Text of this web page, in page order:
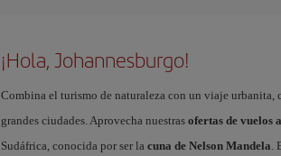
¡Hola, Johannesburgo!
Combina el turismo de naturaleza con un viaje
grandes ciudades. Aprovecha nuestras ofertas de vuelos
Sudáfrica, conocida por ser la cuna de Nelson Mandela